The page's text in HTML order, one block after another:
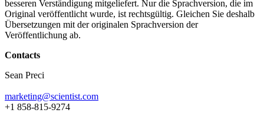
besseren Verständigung mitgeliefert. Nur die Sprachversion, die im
Original veröffentlicht wurde, ist rechtsgültig. Gleichen Sie deshalb
Übersetzungen mit der originalen Sprachversion der
Veröffentlichung ab.
Contacts
Sean Preci
marketing@scientist.com
+1 858-815-9274